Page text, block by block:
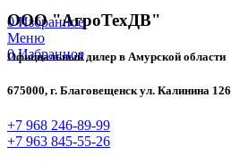
0Избранное
Меню
0Избранное
ООО "АгроТехДВ"
Официальный дилер в Амурской области
675000, г. Благовещенск ул. Калинина 126
+7 968 246-89-99
+7 963 845-55-26